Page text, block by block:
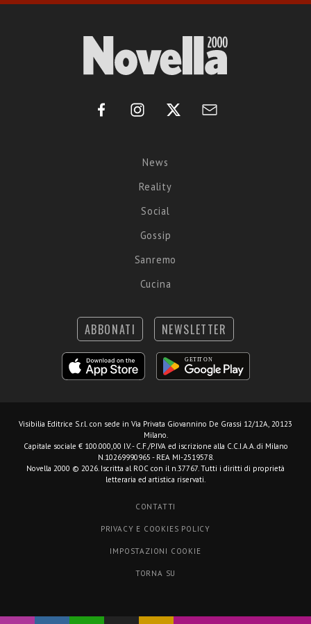
News
Reality
Social
Gossip
Sanremo
Cucina
ABBONATI NEWSLETTER
Visibilia Editrice S.r.l. con sede in Via Privata Giovannino De Grassi 12/12A, 20123
Milano.
Capitale sociale € 100.000,00 I.V. - C.F./P.IVA ed iscrizione alla C.C.I.A.A. di Milano
N.10269990965 - REA MI-2519578.
Novella 2000 © 2026. Iscritta al ROC con il n.37767. Tutti i diritti di proprietà
letteraria ed artistica riservati.
CONTATTI
PRIVACY E COOKIES POLICY
IMPOSTAZIONI COOKIE
TORNA SU